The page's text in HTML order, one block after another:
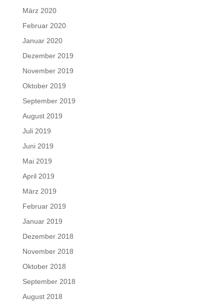
März 2020
Februar 2020
Januar 2020
Dezember 2019
November 2019
Oktober 2019
September 2019
August 2019
Juli 2019
Juni 2019
Mai 2019
April 2019
März 2019
Februar 2019
Januar 2019
Dezember 2018
November 2018
Oktober 2018
September 2018
August 2018